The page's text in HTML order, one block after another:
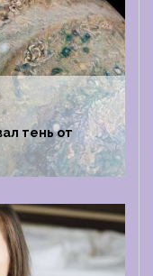
тень от